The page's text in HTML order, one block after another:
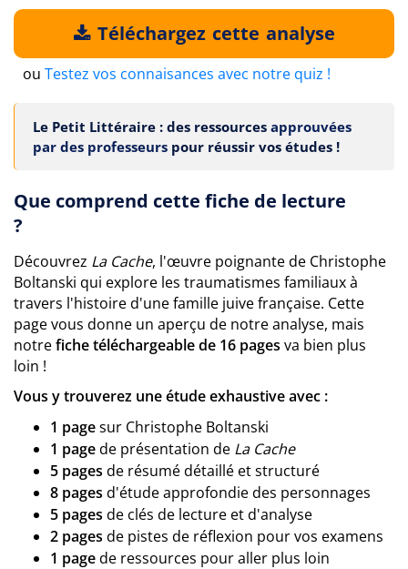
Téléchargez cette analyse
ou Testez vos connaisances avec notre quiz !
Le Petit Littéraire : des ressources approuvées
par des professeurs pour réussir vos études !
Que comprend cette fiche de lecture
?
Découvrez La Cache, l'œuvre poignante de Christophe
Boltanski qui explore les traumatismes familiaux à
travers l'histoire d'une famille juive française. Cette
page vous donne un aperçu de notre analyse, mais
notrefiche téléchargeable de 16 pages va bien plus
loin !
Vous y trouverez une étude exhaustive avec :
1 pagesur Christophe Boltanski
1 pagede présentation de La Cache
5 pages de résumé détaillé et structuré
8 pages d'étude approfondie des personnages
5 pages de clés de lecture et d'analyse
2 pages de pistes de réflexion pour vos examens
1 pagede ressources pour aller plus loin